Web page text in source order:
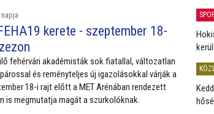
kerete - szeptember 18-
fehérvári akadémisták sok fiatallal, változatlan
és reményteljes új igazolásokkal várják a
18-i rajt előtt a MET Arénában rendezett
is megmutatja magát a szurkolóknak.